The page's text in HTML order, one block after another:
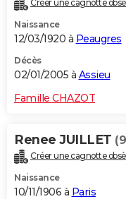
Créer une cagnotte
Naissance
12/03/1920 à Peaugres
Décès
02/01/2005 à Assieu
Famille CHAZOT
Renee JUILLET
Créer une cagnotte
Naissance
10/11/1906 à Paris